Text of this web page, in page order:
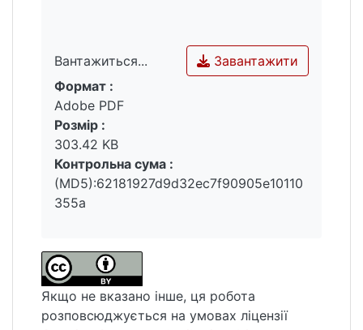
Вантажиться...
Вантажиться...
Завантажити
Формат :
Adobe PDF
Розмір :
303.42 KB
Контрольна сума :
(MD5):62181927d9d32ec7f90905e10110
355a
Якщо не вказано інше, ця робота
розповсюджується на умовах ліцензії